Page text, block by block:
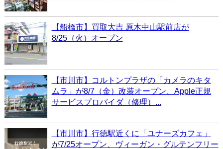
【船橋市】買取大吉 原木中山駅前店が
8/25（火）オープン
【市川市】コルトンプラザの「カメラのキタ
ムラ」が8/7（金）改装オープン、Apple正規
サービスプロバイダ（修理）...
【市川市】行徳駅近くに「ユナーズカフェ」
が7/25オープン、ヴィーガン・グルテンフリー